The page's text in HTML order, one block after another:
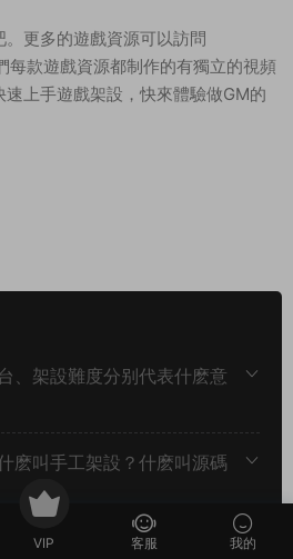
更多的遊戲資源可以訪問
款遊戲資源都制作的有獨立的視頻
上手遊戲架設，快來體驗做GM的
、架設難度分别代表什麽意
麽叫手工架設？什麽叫源碼
朋友一起玩耍嗎？
VIP 客服 我的